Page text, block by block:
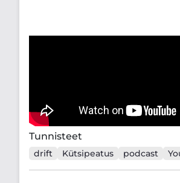
Tunnisteet
drift Kütsipeatus podcast